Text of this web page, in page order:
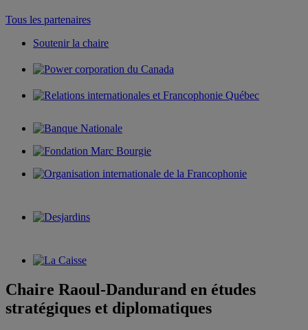
Tous les partenaires
Soutenir la chaire
Chaire Raoul-Dandurand en études
stratégiques et diplomatiques